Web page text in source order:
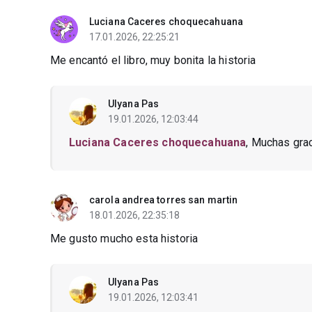
Luciana Caceres choquecahuana
17.01.2026, 22:25:21
Me encantó el libro, muy bonita la historia
Ulyana Pas
19.01.2026, 12:03:44
Luciana Caceres choquecahuana, Muchas
carola andrea torres san martin
18.01.2026, 22:35:18
Me gusto mucho esta historia
Ulyana Pas
19.01.2026, 12:03:41